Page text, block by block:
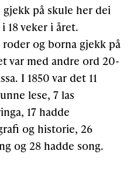
på skule her dei
18 veker i året.
og borna gjekk på
var med andre ord 20-
I 1850 var det 11
lese, 7 las
17 hadde
og historie, 26
og 28 hadde song.